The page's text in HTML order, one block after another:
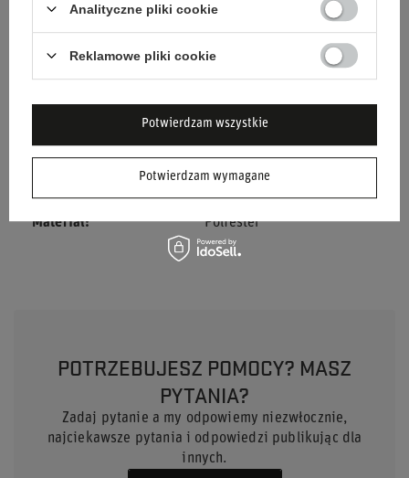
Kategoria Kurtki wiosenne
Kolor Niebieski
Unisex
Materiał Poliester
POTRZEBUJESZ POMOCY? MASZ
PYTANIA?
Zadaj pytanie a my odpowiemy niezwłocznie,
najciekawsze pytania i odpowiedzi publikując dla
innych.
Analityczne pliki cookie
Reklamowe pliki cookie
Potwierdzam wymagane
Potwierdzam wszystkie